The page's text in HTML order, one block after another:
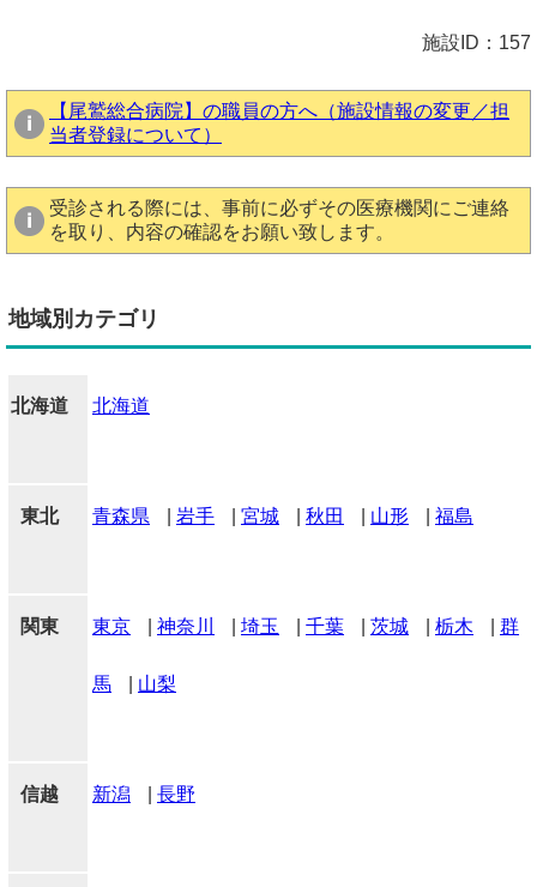
施設ID：157
【尾鷲総合病院】の職員の方へ（施設情報の変更／担
当者登録について）
受診される際には、事前に必ずその医療機関にご連絡
を取り、内容の確認をお願い致します。
地域別カテゴリ
北海道 北海道
東北 青森県 岩手 宮城 秋田 山形 福島
関東 東京 神奈川 埼玉 千葉 茨城 栃木 群
馬 山梨
信越 新潟 長野